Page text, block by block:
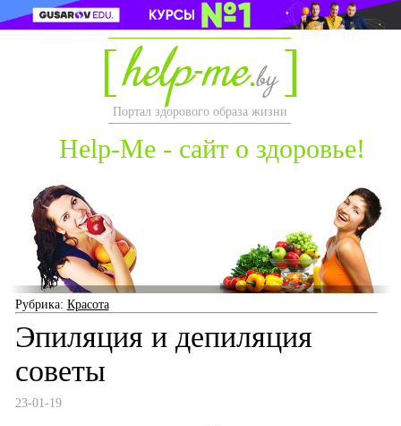
Портал здорового образа жизни
Help-Me - сайт о здоровье!
Рубрика: Красота
Эпиляция и депиляция
советы
23-01-19